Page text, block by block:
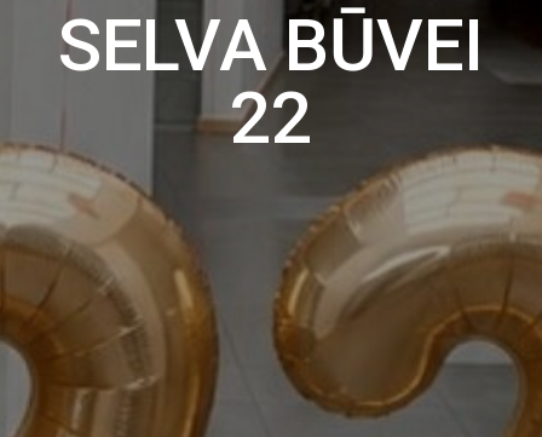
SELVA BŪVEI
22